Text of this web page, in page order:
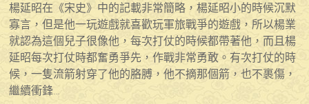
楊延昭在《宋史》中的記載非常簡略，楊延昭小的時候沉默
寡言，但是他一玩遊戲就喜歡玩軍旅戰爭的遊戲，所以楊業
就認為這個兒子很像他，每次打仗的時候都帶著他，而且楊
延昭每次打仗時都奮勇爭先，作戰非常勇敢。有次打仗的時
候，一隻流箭射穿了他的胳膊，他不摘那個箭，也不裹傷，
繼續衝鋒…